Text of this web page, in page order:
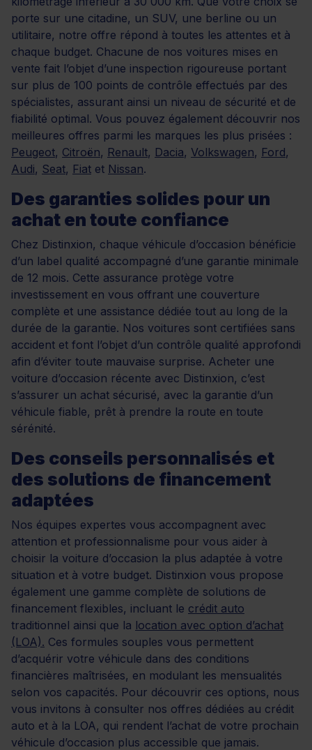
porte sur une citadine, un SUV, une berline ou un
utilitaire, notre offre répond à toutes les attentes et à
chaque budget. Chacune de nos voitures mises en
vente fait l’objet d’une inspection rigoureuse portant
sur plus de 100 points de contrôle effectués par des
spécialistes, assurant ainsi un niveau de sécurité et de
fiabilité optimal. Vous pouvez également découvrir nos
meilleures offres parmi les marques les plus prisées :
Peugeot, Citroën, Renault, Dacia, Volkswagen, Ford,
Audi, Seat, Fiat et Nissan.
Des garanties solides pour un
achat en toute confiance
Chez Distinxion, chaque véhicule d’occasion bénéficie
d’un label qualité accompagné d’une garantie minimale
de 12 mois. Cette assurance protège votre
investissement en vous offrant une couverture
complète et une assistance dédiée tout au long de la
durée de la garantie. Nos voitures sont certifiées sans
accident et font l’objet d’un contrôle qualité approfondi
afin d’éviter toute mauvaise surprise. Acheter une
voiture d’occasion récente avec Distinxion, c’est
s’assurer un achat sécurisé, avec la garantie d’un
véhicule fiable, prêt à prendre la route en toute
sérénité.
Des conseils personnalisés et
des solutions de financement
adaptées
Nos équipes expertes vous accompagnent avec
attention et professionnalisme pour vous aider à
choisir la voiture d’occasion la plus adaptée à votre
situation et à votre budget. Distinxion vous propose
également une gamme complète de solutions de
financement flexibles, incluant le crédit auto
traditionnel ainsi que la location avec option d’achat
(LOA). Ces formules souples vous permettent
d’acquérir votre véhicule dans des conditions
financières maîtrisées, en modulant les mensualités
selon vos capacités. Pour découvrir ces options, nous
vous invitons à consulter nos offres dédiées au crédit
auto et à la LOA, qui rendent l’achat de votre prochain
véhicule d’occasion plus accessible que jamais.